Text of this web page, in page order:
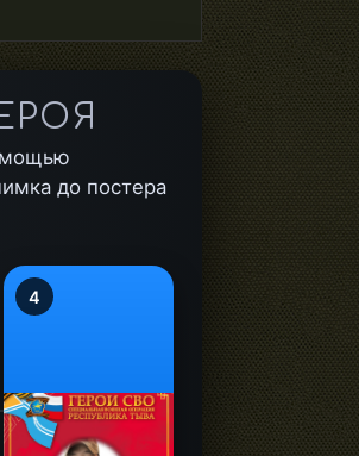
до постера
4
alt="Монгуш
Альберт